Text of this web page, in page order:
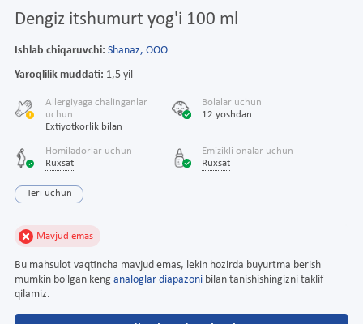
Dengiz itshumurt yog'i 100 ml
Ishlab chiqaruvchi: Shanaz, ООО
Yaroqlilik muddati: 1,5 yil
Allergiyaga chalinganlar
uchun
Extiyotkorlik bilan
Bolalar uchun
12 yoshdan
Homiladorlar uchun
Ruxsat
Emizikli onalar uchun
Ruxsat
Teri uchun
Mavjud emas
Bu mahsulot vaqtincha mavjud emas, lekin hozirda buyurtma berish
mumkin bo'lgan keng analoglar diapazoni bilan tanishishingizni taklif
qilamiz.